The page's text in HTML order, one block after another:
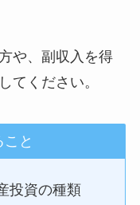
や、副収入を得
てください。
と
投資の種類